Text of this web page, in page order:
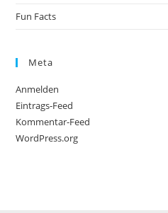
Fun Facts
Meta
Anmelden
Eintrags-Feed
Kommentar-Feed
WordPress.org